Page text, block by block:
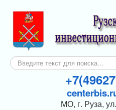
Искать...
МО, г. Руза,